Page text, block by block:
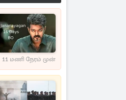
11 மணி நேரம் முன்